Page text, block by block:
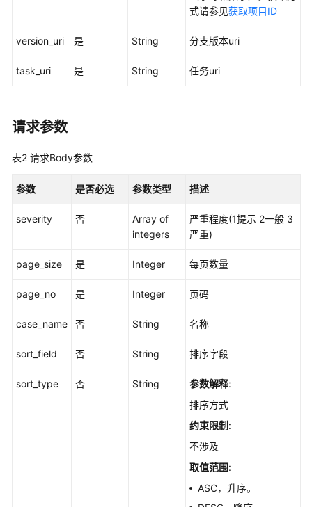
参
使
用
前
API
何
用
式请参见获取项目ID
version_uri 是 String 分支版本uri
task_uri 是 String 任务uri
请求参数
表2 请求Body参数
参数 是否必选 参数类型 描述
severity 否
Array of
integers
严重程度(1提示 2一般 3
严重)
page_size 是 Integer 每页数量
page_no 是 Integer 页码
case_name 否 String 名称
sort_field 否 String 排序字段
sort_type 否 String 参数解释:
排序方式
约束限制 :
不涉及
取值范围:
ASC，升序。